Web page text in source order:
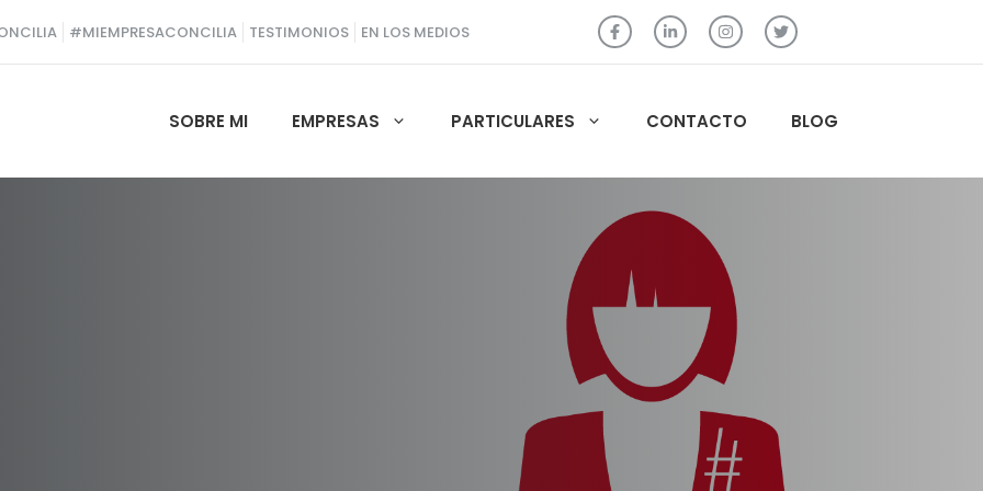
#MIEMPRESACONCILIA TESTIMONIOS EN LOS MEDIOS
SOBRE MI EMPRESAS PARTICULARES CONTACTO BLOG